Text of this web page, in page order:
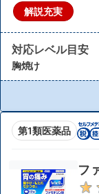
解説充実
対応レベル目安
胸焼け
第1類医薬品
フ